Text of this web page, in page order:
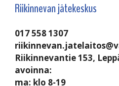
Riikinnevan jätekeskus
017 558 1307
Riikinnevantie 153,
avoinna:
ma: klo 8-19